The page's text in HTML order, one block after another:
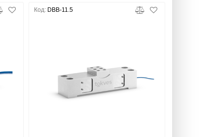
Код: DBB-11.5